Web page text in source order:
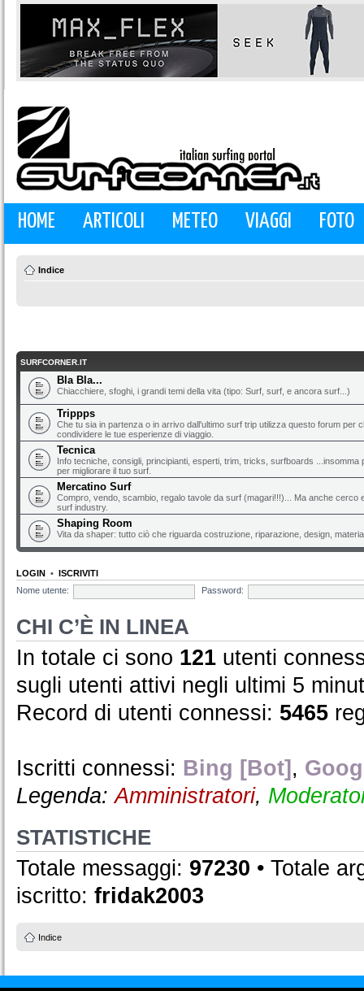
HOME ARTICOLI METEO VIAGGI FOTO
Indice
SURFCORNER.IT
Bla Bla...
Chiacchiere, sfoghi, i grandi temi della vita (tipo: Surf, surf, e ancora surf...)
Trippps
Che tu sia in partenza o in arrivo dall'ultimo surf trip utilizza questo forum per
condividere le tue esperienze di viaggio.
Tecnica
Info tecniche, consigli, principianti, esperti, trim, tricks, surfboards ...insomma
per migliorare il tuo surf.
Mercatino Surf
Compro, vendo, scambio, regalo tavole da surf (magari!!!)... Ma anche cerco
surf industry.
Shaping Room
Vita da shaper: tutto ciò che riguarda costruzione, riparazione, design,
LOGIN • ISCRIVITI
Nome utente:
Password:
CHI C’È IN LINEA
In totale ci sono 121 utenti
sugli utenti attivi negli ultimi 5
Record di utenti connessi: 5465
Iscritti connessi: Bing [Bot] ,
Legenda:Amministratori,
STATISTICHE
Totale messaggi: 97230 • Totale
iscritto: fridak2003
Indice